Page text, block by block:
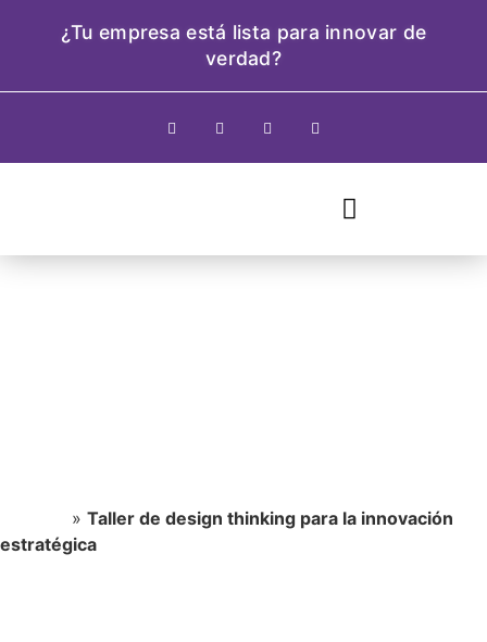
¿Tu empresa está lista para innovar de
verdad?
» Taller de design thinking para la innovación
estratégica